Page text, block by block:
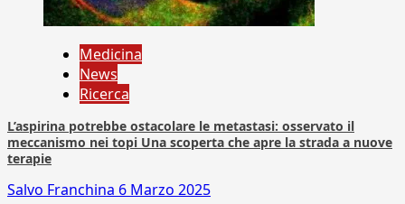
Medicina
News
Ricerca
L’aspirina potrebbe ostacolare le metastasi: osservato il
meccanismo nei topi Una scoperta che apre la strada a nuove
terapie
Salvo Franchina 6 Marzo 2025